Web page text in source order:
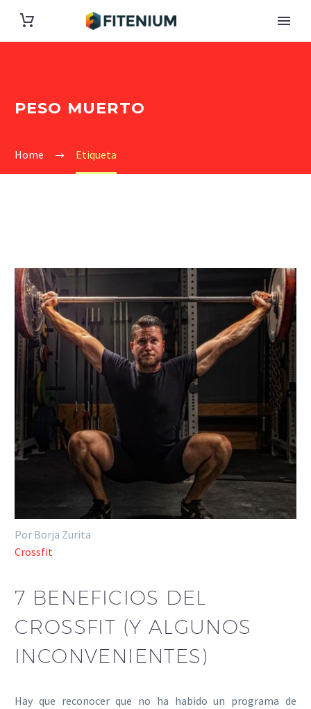
PESO MUERTO
Home Etiqueta
Por Borja Zurita
Crossfit
7 BENEFICIOS DEL
CROSSFIT (Y ALGUNOS
INCONVENIENTES)
Hay que reconocer que no ha habido un programa de